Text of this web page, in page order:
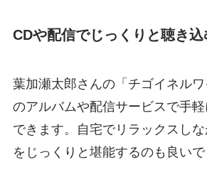
CDや配信でじっくりと聴き込
葉加瀬太郎さんの「チゴイネル
のアルバムや配信サービスで手
できます。自宅でリラックスし
をじっくりと堪能するのも良いで